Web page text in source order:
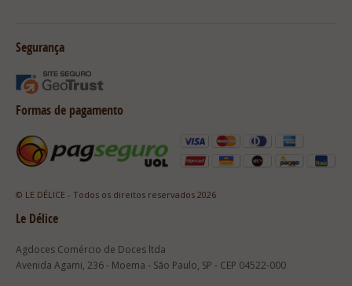
Segurança
Formas de pagamento
© LE DÉLICE - Todos os direitos reservados 2026
Le Délice
Agdoces Comércio de Doces ltda
Avenida Agami, 236 - Moema - São Paulo, SP - CEP 04522-000